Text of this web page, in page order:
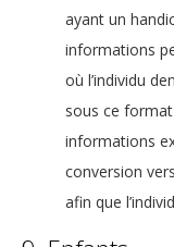
ayant un
informations
où l’individu
sous ce
informations
conversion
afin que